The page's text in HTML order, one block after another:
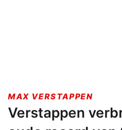
MAX VERSTAPPEN
Verstappen